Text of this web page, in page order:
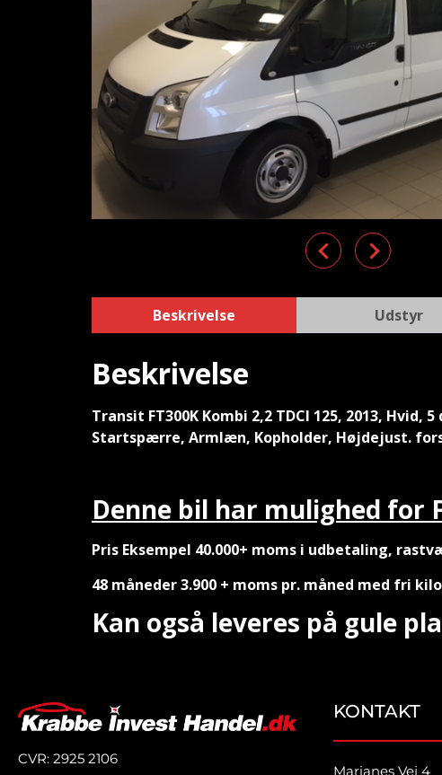
Previous
Next
Beskrivelse Udstyr
Beskrivelse
Transit FT300K Kombi 2,2 TDCI 125, 2013,
Startspærre, Armlæn, Kopholder, Højdejust.
Denne bil har mulighed for
Pris Eksempel 40.000+ moms i udbetaling,
48 måneder 3.900 + moms pr. måned med fri
Kan også leveres på gule
CVR: 2925 2106
KONTAKT
Marianes Vej 4